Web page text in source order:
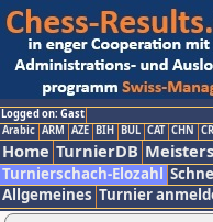
Logged on: Gast
Arabic ARM AZE BIH BUL CAT CHN
Home TurnierDB
Turnierschach-Elozahl
Allgemeines Turnier